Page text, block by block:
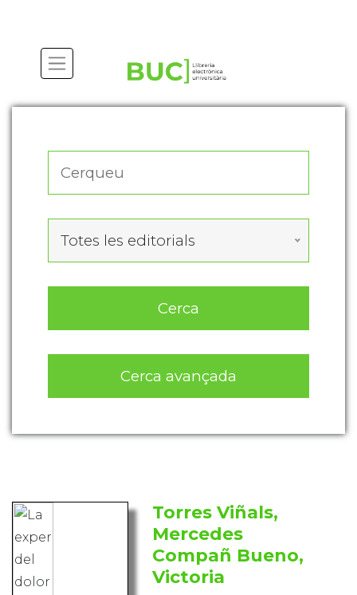
Totes les editorials
Cerca
Cerca avançada
Torres Viñals,
Mercedes
Compañ Bueno,
Victoria